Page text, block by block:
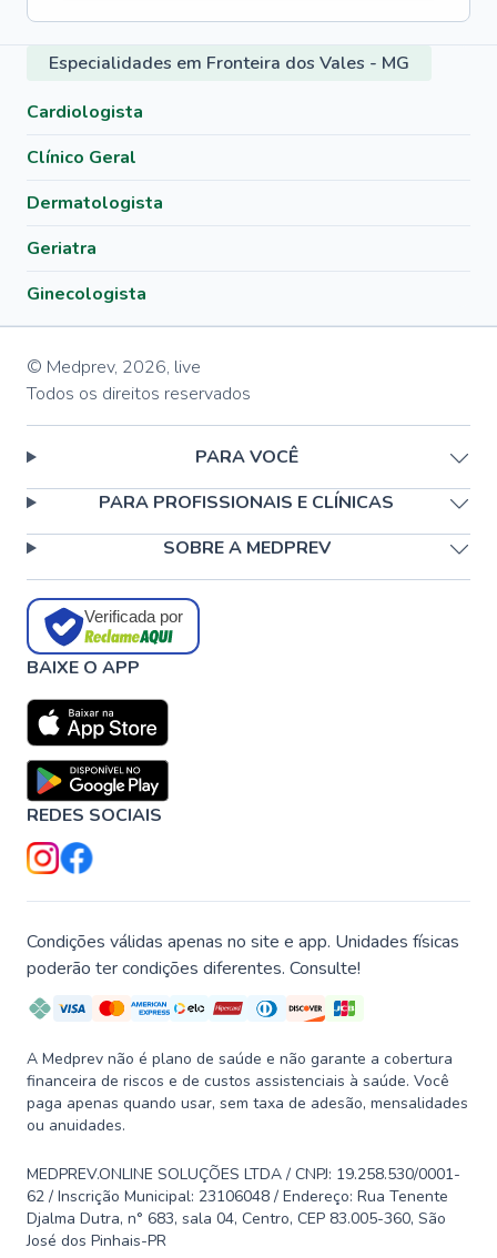
Especialidades em Fronteira dos Vales - MG
Cardiologista
Clínico Geral
Dermatologista
Geriatra
Ginecologista
© Medprev, 2026, live
Todos os direitos reservados
PARA VOCÊ
PARA PROFISSIONAIS E CLÍNICAS
SOBRE A MEDPREV
Verificada por
BAIXE O APP
REDES SOCIAIS
Condições válidas apenas no site e app. Unidades físicas
poderão ter condições diferentes. Consulte!
A Medprev não é plano de saúde e não garante a cobertura
financeira de riscos e de custos assistenciais à saúde. Você
paga apenas quando usar, sem taxa de adesão, mensalidades
ou anuidades.
MEDPREV.ONLINE SOLUÇÕES LTDA / CNPJ: 19.258.530/0001-
62 / Inscrição Municipal: 23106048 / Endereço: Rua Tenente
Djalma Dutra, n° 683, sala 04, Centro, CEP 83.005-360, São
José dos Pinhais-PR